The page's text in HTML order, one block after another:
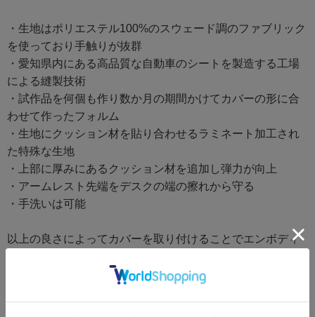
・生地はポリエステル100%のスウェード調のファブリック
を使っており手触りが抜群
・愛知県内にある高品質な自動車のシートを製造する工場
による縫製技術
・試作品を何個も作り数か月の期間かけてカバーの形に合
わせて作ったフォルム
・生地にクッション材を貼り合わせるラミネート加工され
た特殊な生地
・上部に厚みにあるクッション材を追加し弾力が向上
・アームレスト先端をデスクの端の擦れから守る
・手洗いは可能
以上の良さによってカバーを取り付けることでエンボディ
ッション性が心地良いです。